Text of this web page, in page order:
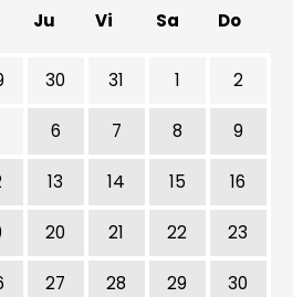
Ju Vi Sa Do
este mes
30 31 1 2
6 7 8 9
13 14 15 16
20 21 22 23
27 28 29 30